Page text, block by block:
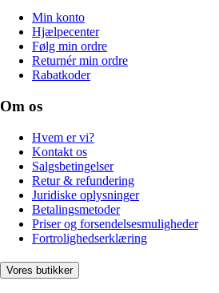
Min konto
Hjælpecenter
Følg min ordre
Returnér min ordre
Rabatkoder
Om os
Hvem er vi?
Kontakt os
Salgsbetingelser
Retur & refundering
Juridiske oplysninger
Betalingsmetoder
Priser og forsendelsesmuligheder
Fortrolighedserklæring
Vores butikker